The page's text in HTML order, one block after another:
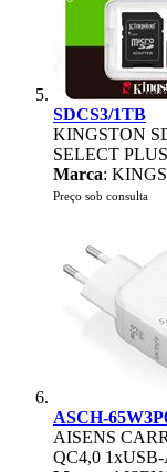
SDCS3/1TB
KINGSTON
SELECT
Marca:
Preço sob consulta
ASCH-
AISENS
QC4,0